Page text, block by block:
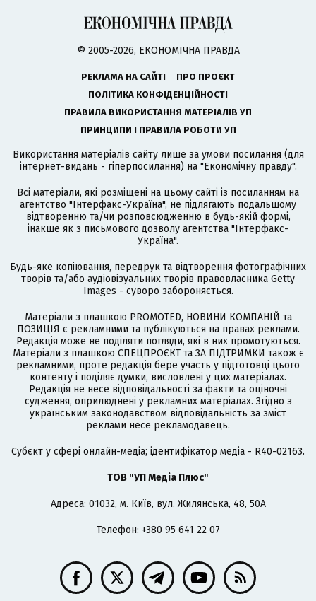
© 2005-2026, ЕКОНОМІЧНА ПРАВДА
РЕКЛАМА НА САЙТІ
ПРО ПРОЄКТ
ПОЛІТИКА КОНФІДЕНЦІЙНОСТІ
ПРАВИЛА ВИКОРИСТАННЯ МАТЕРІАЛІВ УП
ПРИНЦИПИ І ПРАВИЛА РОБОТИ УП
Використання матеріалів сайту лише за умови посилання (для
інтернет-видань - гіперпосилання) на "Економічну правду".
Всі матеріали, які розміщені на цьому сайті із посиланням на
агентство "Інтерфакс-Україна", не підлягають подальшому
відтворенню та/чи розповсюдженню в будь-якій формі,
інакше як з письмового дозволу агентства "Інтерфакс-
Україна".
Будь-яке копіювання, передрук та відтворення фотографічних
творів та/або аудіовізуальних творів правовласника Getty
Images - суворо забороняється.
Матеріали з плашкою PROMOTED, НОВИНИ КОМПАНІЙ та
ПОЗИЦІЯ є рекламними та публікуються на правах реклами.
Редакція може не поділяти погляди, які в них промотуються.
Матеріали з плашкою СПЕЦПРОЄКТ та ЗА ПІДТРИМКИ також є
рекламними, проте редакція бере участь у підготовці цього
контенту і поділяє думки, висловлені у цих матеріалах.
Редакція не несе відповідальності за факти та оціночні
судження, оприлюднені у рекламних матеріалах. Згідно з
українським законодавством відповідальність за зміст
реклами несе рекламодавець.
Cубєкт у сфері онлайн-медіа; ідентифікатор медіа - R40-02163.
ТОВ "УП Медіа Плюс"
Адреса: 01032, м. Київ, вул. Жилянська, 48, 50А
Телефон: +380 95 641 22 07